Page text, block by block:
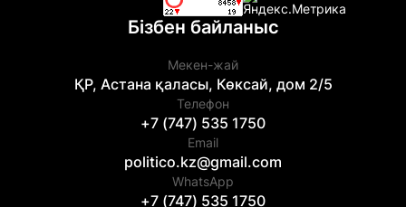
Бізбен байланыс
Мекен-жай
ҚР, Астана қаласы, Көксай, дом 2/5
Телефон
+7 (747) 535 1750
Email
politico.kz@gmail.com
WhatsApp
+7 (747) 535 1750